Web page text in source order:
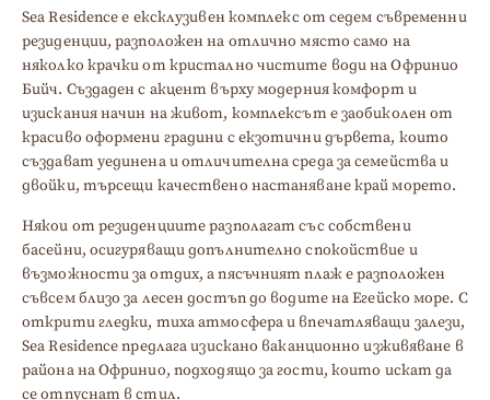
Sea Residence е ексклузивен комплекс от седем съвременни
резиденции, разположен на отлично място само на
няколко крачки от кристално чистите води на Офринио
Бийч. Създаден с акцент върху модерния комфорт и
изискания начин на живот, комплексът е заобиколен от
красиво оформени градини с екзотични дървета, които
създават уединена и отличителна среда за семейства и
двойки, търсещи качествено настаняване край морето.
Някои от резиденциите разполагат със собствени
басейни, осигуряващи допълнително спокойствие и
възможности за отдих, а пясъчният плаж е разположен
съвсем близо за лесен достъп до водите на Егейско море. С
открити гледки, тиха атмосфера и впечатляващи залези,
Sea Residence предлага изискано ваканционно изживяване в
района на Офринио, подходящо за гости, които искат да
се отпуснат в стил.